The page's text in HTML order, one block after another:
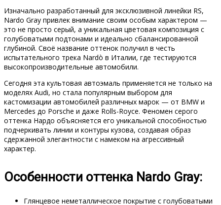
Изначально разработанный для эксклюзивной линейки RS,
Nardo Gray привлек внимание своим особым характером —
это не просто серый, а уникальная цветовая композиция с
голубоватыми подтонами и идеально сбалансированной
глубиной. Своё название оттенок получил в честь
испытательного трека Nardò в Италии, где тестируются
высокопроизводительные автомобили.
Сегодня эта культовая автоэмаль применяется не только на
моделях Audi, но стала популярным выбором для
кастомизации автомобилей различных марок — от BMW и
Mercedes до Porsche и даже Rolls-Royce. Феномен серого
оттенка Нардо объясняется его уникальной способностью
подчеркивать линии и контуры кузова, создавая образ
сдержанной элегантности с намеком на агрессивный
характер.
Особенности оттенка Nardo Gray:
Глянцевое неметаллическое покрытие с голубоватыми